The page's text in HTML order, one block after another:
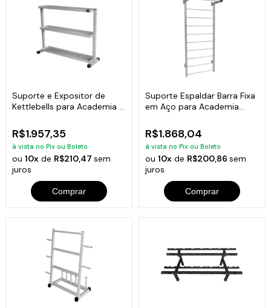
Suporte e Expositor de
Kettlebells para Academia e
R$1.957,35
à vista no Pix ou Boleto
ou10x de R$210,47sem
juros
Comprar
Suporte Espaldar Barra Fixa
em Aço para Academia
R$1.868,04
à vista no Pix ou Boleto
ou 10xde R$200,86 sem
juros
Comprar